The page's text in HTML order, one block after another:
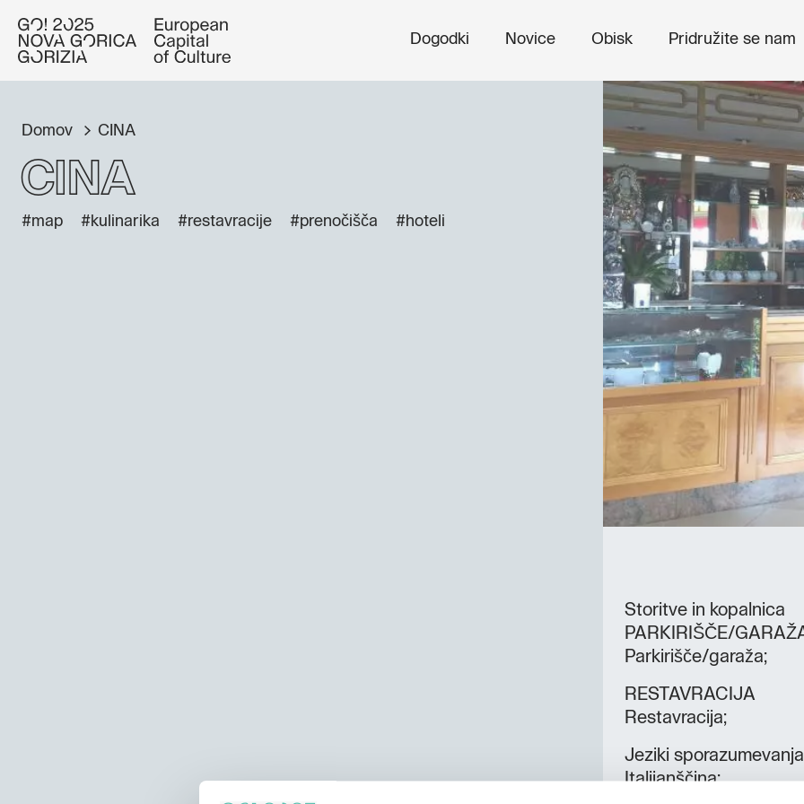
Dogodki Novice Obisk Pridružite se nam
Domov CINA
CINA
#map #kulinarika #restavracije #prenočišča #hoteli
Storitve in kopalnica
PARKIRIŠČE/
Parkirišče/garaža;
RESTAVRACIJA
Restavracija;
Jeziki sporazumevanja
Italijanščina;